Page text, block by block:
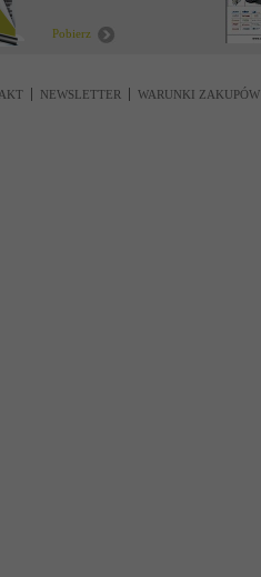
Pobierz
NEWSLETTER WARUNKI ZAKUPÓW